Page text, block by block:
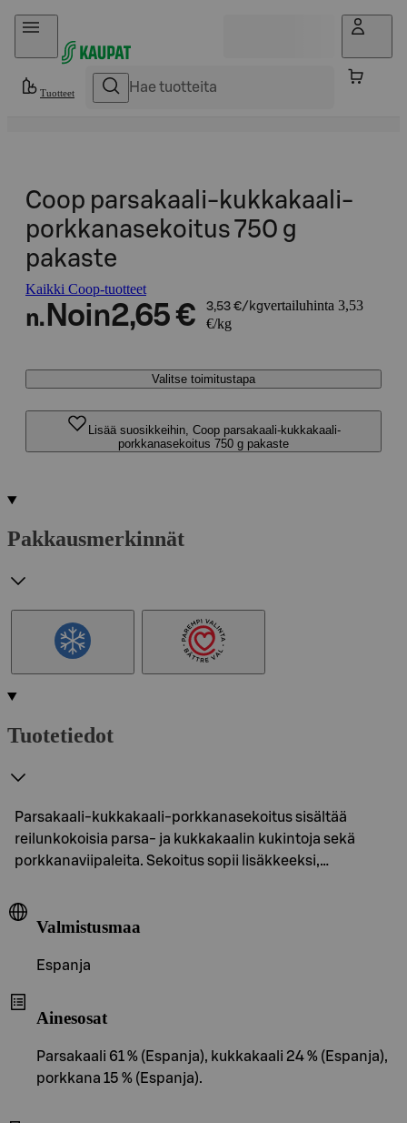
Hyppää sisältöön
Tuotteet
Coop parsakaali-kukkakaali-
porkkanasekoitus 750 g
pakaste
Kaikki Coop-tuotteet
n. Noin2,65 € 3,53 €/kgvertailuhinta 3,53
€/kg
Valitse toimitustapa
Lisää suosikkeihin, Coop parsakaali-kukkakaali-
porkkanasekoitus 750 g pakaste
Pakkausmerkinnät
Tuotetiedot
Parsakaali-kukkakaali-porkkanasekoitus sisältää
reilunkokoisia parsa- ja kukkakaalin kukintoja sekä
porkkanaviipaleita. Sekoitus sopii lisäkkeeksi,…
Valmistusmaa
Espanja
Ainesosat
Parsakaali 61 % (Espanja), kukkakaali 24 % (Espanja),
porkkana 15 % (Espanja).